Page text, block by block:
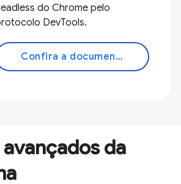
do Chrome pelo
DevTools.
Confira a documentação
da